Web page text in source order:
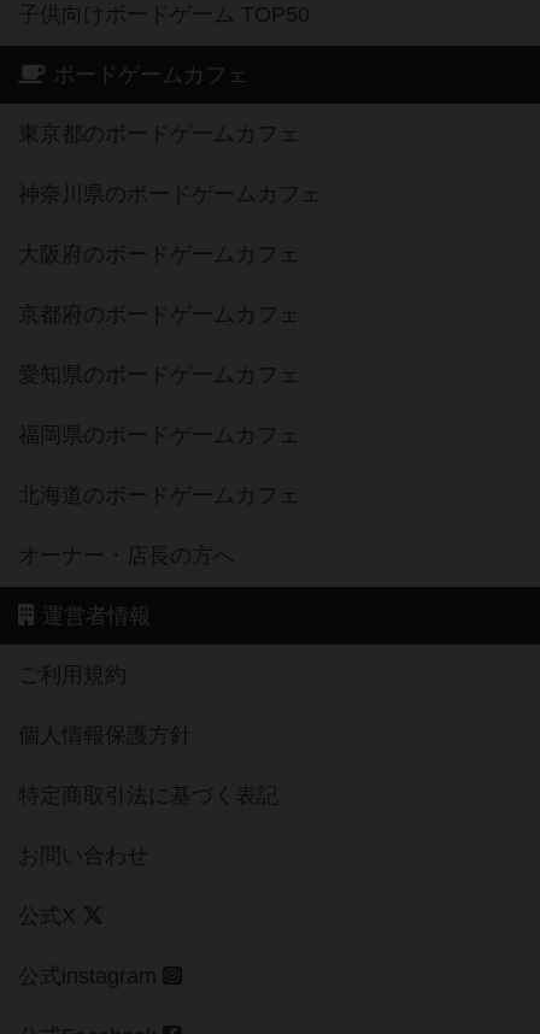
子供向けボードゲーム TOP50
ボードゲームカフェ
東京都のボードゲームカフェ
神奈川県のボードゲームカフェ
大阪府のボードゲームカフェ
京都府のボードゲームカフェ
愛知県のボードゲームカフェ
福岡県のボードゲームカフェ
北海道のボードゲームカフェ
オーナー・店長の方へ
運営者情報
ご利用規約
個人情報保護方針
特定商取引法に基づく表記
お問い合わせ
公式X
公式instagram